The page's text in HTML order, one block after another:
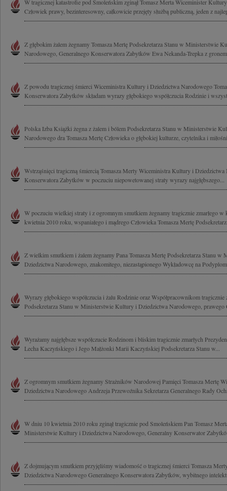
W tragicznej katastrofie pod Smoleńskim zginął Tomasz Merta Wiceminister
Człowiek prawy, bezinteresowny, całkowicie przejęty służbą publiczną, jeden z
Z głębokim żalem żegnamy Tomasza Mertę Podsekretarza Stanu w Ministerstwie
Narodowego, Generalnego Konserwatora Zabytków Ewa Nekanda-Trepka z
Z powodu tragicznej śmierci Wiceministra Kultury i Dziedzictwa Narodowego
Konserwatora Zabytków składam wyrazy głębokiego współczucia Rodzinie i
Polska Izba Książki żegna z żalem i bólem Podsekretarza Stanu w Ministerstwie
Narodowego dra Tomasza Mertę Człowieka o głębokiej kulturze, czytelnika i
Wstrząśnięci tragiczną śmiercią Tomasza Merty Wiceministra Kultury i Dziedzictwa
Konserwatora Zabytków w poczuciu niepowetowanej straty wyrazy najgłębszego...
W poczuciu wielkiej straty i z ogromnym smutkiem żegnamy tragicznie zmarłego
kwietnia 2010 roku, wspaniałego i mądrego Człowieka Tomasza Mertę
Z wielkim smutkiem i żalem żegnamy Pana Tomasza Mertę Podsekretarza Stanu
Dziedzictwa Narodowego, znakomitego, niezastąpionego Wykładowcę na
Wyrazy głębokiego współczucia i żalu Rodzinie oraz Współpracownikom tragicznie
Podsekretarza Stanu w Ministerstwie Kultury i Dziedzictwa Narodowego, prawego
Wyrażamy najgłębsze współczucie Rodzinom i bliskim tragicznie zmarłych
Lecha Kaczyńskiego i Jego Małżonki Marii Kaczyńskiej Podsekretarza Stanu w...
Z ogromnym smutkiem żegnamy Strażników Narodowej Pamięci Tomasza Mertę
Dziedzictwa Narodowego Andrzeja Przewoźnika Sekretarza Generalnego Rady
W dniu 10 kwietnia 2010 roku zginął tragicznie pod Smoleńskiem Pan Tomasz
Ministerstwie Kultury i Dziedzictwa Narodowego, Generalny Konserwator
Z dojmującym smutkiem przyjęliśmy wiadomość o tragicznej śmierci Tomasza
Dziedzictwa Narodowego Generalnego Konserwatora Zabytków, wybitnego